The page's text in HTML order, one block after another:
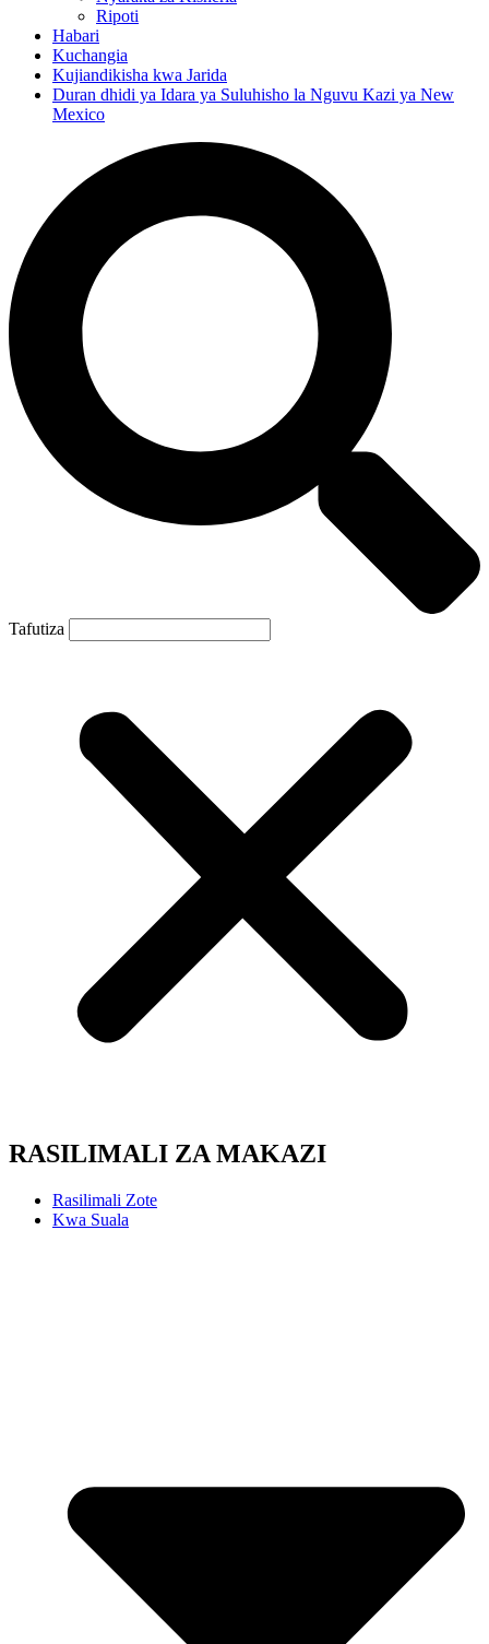
Ripoti
Habari
Kuchangia
Kujiandikisha kwa Jarida
Duran dhidi ya Idara ya Suluhisho la Nguvu Kazi ya New
Mexico
Tafutiza
RASILIMALI ZA MAKAZI
Rasilimali Zote
Kwa Suala